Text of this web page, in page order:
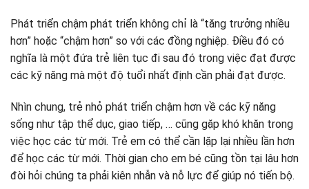
Phát triển chậm phát triển không chỉ là “tăng trưởng nhiều
hơn” hoặc “chậm hơn” so với các đồng nghiệp. Điều đó có
nghĩa là một đứa trẻ liên tục đi sau đó trong việc đạt được
các kỹ năng mà một độ tuổi nhất định cần phải đạt được.
Nhìn chung, trẻ nhỏ phát triển chậm hơn về các kỹ năng
sống như tập thể dục, giao tiếp, … cũng gặp khó khăn trong
việc học các từ mới. Trẻ em có thể cần lặp lại nhiều lần hơn
để học các từ mới. Thời gian cho em bé cũng tồn tại lâu hơn
đòi hỏi chúng ta phải kiên nhẫn và nỗ lực để giúp nó tiến bộ.